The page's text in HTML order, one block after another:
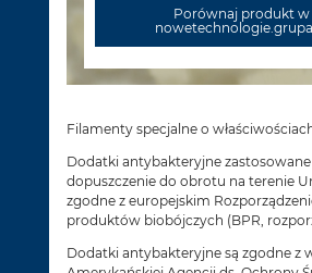
Porównaj produkt w
Filamenty specjalne o
Dodatki antybakteryjne
dopuszczenie do obrotu na terenie
zgodne z europejskim
produktów biobójczych (BPR,
Dodatki antybakteryjne są zgodne z